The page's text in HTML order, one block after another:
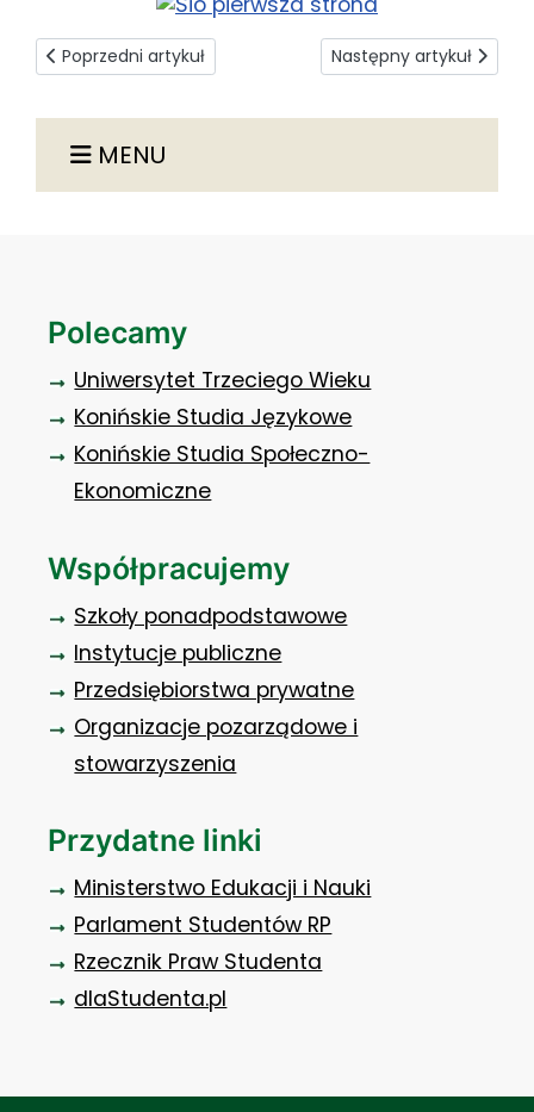
MENU
Poprzedni artykuł: Wystawa „Rzeczpospolita
Poprzedni artykuł Następny artykuł: Dla
Następny artykuł
Polecamy
Uniwersytet Trzeciego Wieku
Konińskie Studia Językowe
Konińskie Studia Społeczno-
Ekonomiczne
Współpracujemy
Szkoły ponadpodstawowe
Instytucje publiczne
Przedsiębiorstwa prywatne
Organizacje pozarządowe i
stowarzyszenia
Przydatne linki
Ministerstwo Edukacji i Nauki
Parlament Studentów RP
Rzecznik Praw Studenta
dlaStudenta.pl